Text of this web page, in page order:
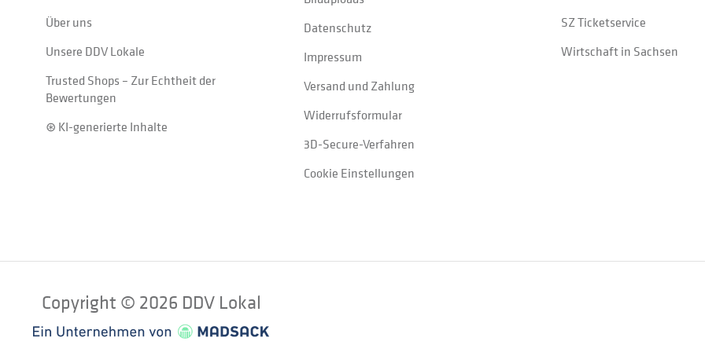
Über uns
Unsere DDV Lokale
Trusted Shops – Zur Echtheit der
Bewertungen
⊛ KI-generierte Inhalte
Datenschutz
Impressum
Versand und Zahlung
Widerrufsformular
3D-Secure-Verfahren
Cookie Einstellungen
SZ Ticketservice
Wirtschaft in Sachsen
Copyright © 2026 DDV Lokal